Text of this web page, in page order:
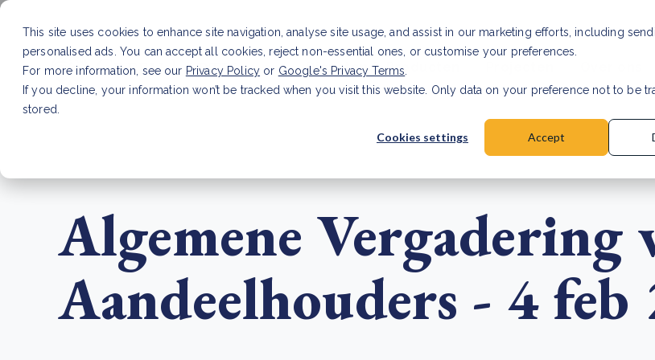
This site uses cookies to enhance site navigation, analyse site usage, and assist in our marketing efforts, including
personalised ads. You can accept all cookies, reject non-essential ones, or customise your preferences.
For more information, see our Privacy Policy or Google's Privacy Terms
If you decline, your information won’t be tracked when you visit this website. Only data on your preference not to be
stored.
Cookies settings Accept
Diensten & Producten
CSRD en uw positie als leverancier: wat verandert er in 2026?Lees artikel
Algemene Vergadering
Aandeelhouders - 4 feb